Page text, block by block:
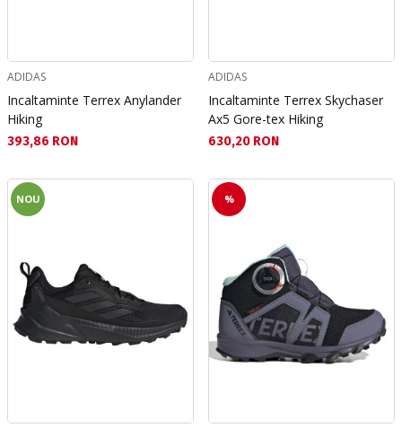
ADIDAS
Incaltaminte Terrex Anylander
Hiking
Текуща цена:
393,86 RON
ADIDAS
Incaltaminte Terrex Skychaser
Ax5 Gore-tex Hiking
Текуща цена:
630,20 RON
NOU %